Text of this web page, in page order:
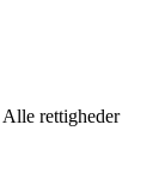
Alle rettigheder